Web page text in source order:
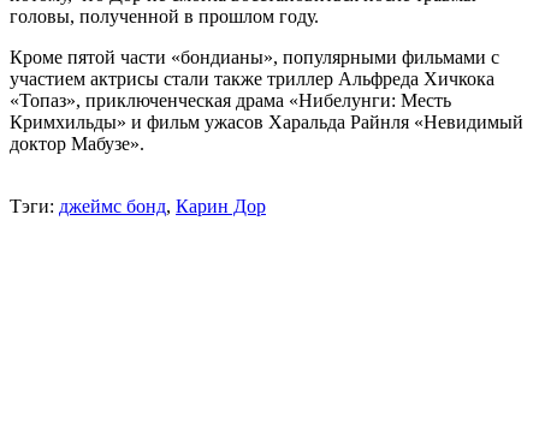
головы, полученной в прошлом году.
Кроме пятой части «бондианы», популярными фильмами с
участием актрисы стали также триллер Альфреда Хичкока
«Топаз», приключенческая драма «Нибелунги: Месть
Кримхильды» и фильм ужасов Харальда Райнля «Невидимый
доктор Мабузе».
Тэги: джеймс бонд, Карин Дор